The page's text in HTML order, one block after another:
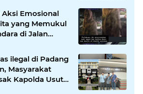
Aksi Emosional
yang Memukul
di Jalan
ilegal di Padang
Masyarakat
Kapolda Usut